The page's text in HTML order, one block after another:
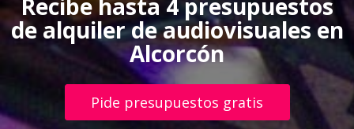
Recibe hasta 4 presupuestos
de alquiler de audiovisuales en
Alcorcón
Pide presupuestos gratis